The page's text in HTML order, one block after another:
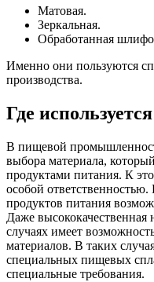
Матовая.
Зеркальная.
Обработанная
Именно они пользуются
производства.
Где
В пищевой
выбора материала,
продуктами питания. К
особой
продуктов питания
Даже высококачественная
случаях имеет
материалов. В таких
специальных пищевых
специальные требования.